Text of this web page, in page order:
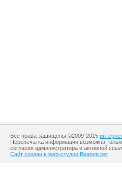
Все права защищены ©2009-2015
Перепечатка информации возможна
согласия администратора и активной
Сайт создан в web-студии Beatom.net